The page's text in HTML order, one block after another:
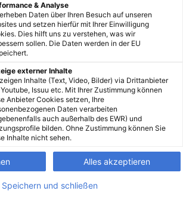
& Analyse
Daten über Ihren Besuch auf unseren
und setzen hierfür mit Ihrer Einwilligung
Dies hilft uns zu verstehen, was wir
sollen. Die Daten werden in der EU
externer Inhalte
Inhalte (Text, Video, Bilder) via Drittanbieter
Issuu etc. Mit Ihrer Zustimmung können
Anbieter Cookies setzen, Ihre
Daten verarbeiten
auch außerhalb des EWR) und
bilden. Ohne Zustimmung können Sie
Inhalte nicht sehen.
Alles akzeptieren
Speichern und schließen